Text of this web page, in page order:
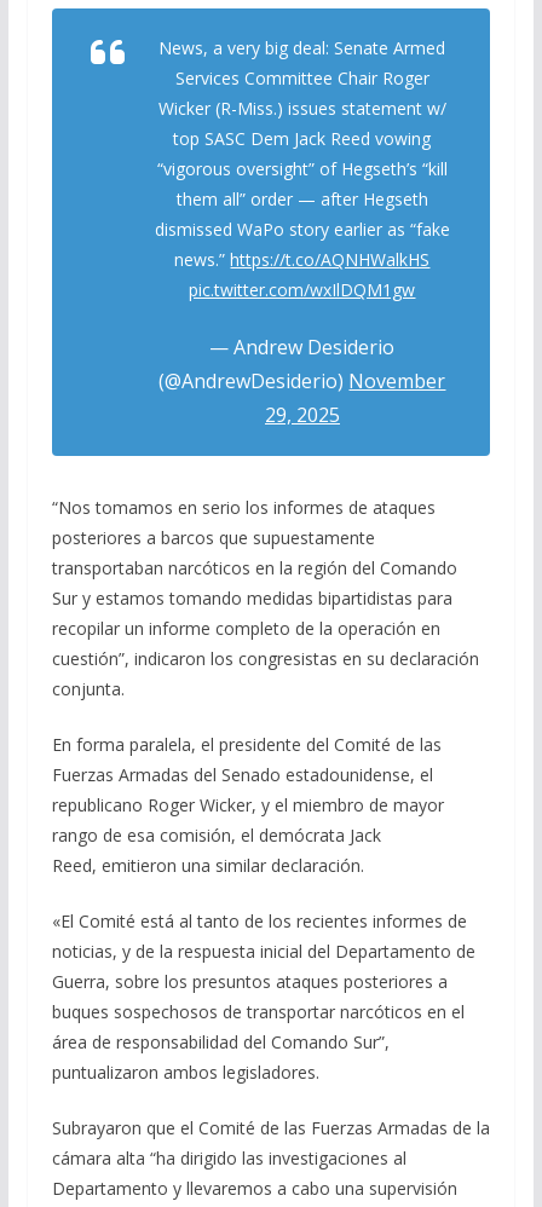
News, a very big deal: Senate Armed
Services Committee Chair Roger
Wicker (R-Miss.) issues statement w/
top SASC Dem Jack Reed vowing
“vigorous oversight” of Hegseth’s “kill
them all” order — after Hegseth
dismissed WaPo story earlier as “fake
news.”https://t.co/AQNHWalkHS
pic.twitter.com/wxIlDQM1gw
— Andrew Desiderio
(@AndrewDesiderio) November
29, 2025
“Nos tomamos en serio los informes de ataques
posteriores a barcos que supuestamente
transportaban narcóticos en la región del Comando
Sur y estamos tomando medidas bipartidistas para
recopilar un informe completo de la operación en
cuestión”, indicaron los congresistas en su declaración
conjunta.
En forma paralela, el presidente del Comité de las
Fuerzas Armadas del Senado estadounidense, el
republicano Roger Wicker, y el miembro de mayor
rango de esa comisión, el demócrata Jack
Reed, emitieron una similar declaración.
«El Comité está al tanto de los recientes informes de
noticias, y de la respuesta inicial del Departamento de
Guerra, sobre los presuntos ataques posteriores a
buques sospechosos de transportar narcóticos en el
área de responsabilidad del Comando Sur”,
puntualizaron ambos legisladores.
Subrayaron que el Comité de las Fuerzas Armadas de la
cámara alta “ha dirigido las investigaciones al
Departamento y llevaremos a cabo una supervisión